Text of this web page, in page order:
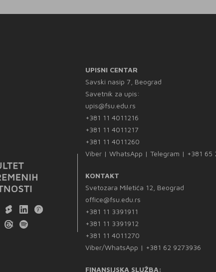
UPISNI CENTAR
Savski nasip 7, Beograd
Savetnik za upis:
upis@fsu.edu.rs
+381 11 4011216
+381 11 4011217
+381 11 4011260
Viber | WhatsApp | Telegram | +381 65
KONTAKT
Svetozara Miletića 12, Beograd
office@fsu.edu.rs
+381 11 3391911
+381 11 3391912
+381 11 4011270
Viber/WhatsApp | +381 62 9273936
FINANSIJSKA SLUŽBA: